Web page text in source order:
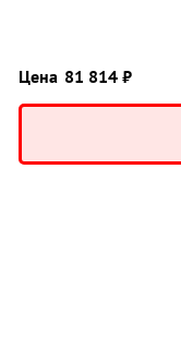
Цена 81 814 ₽